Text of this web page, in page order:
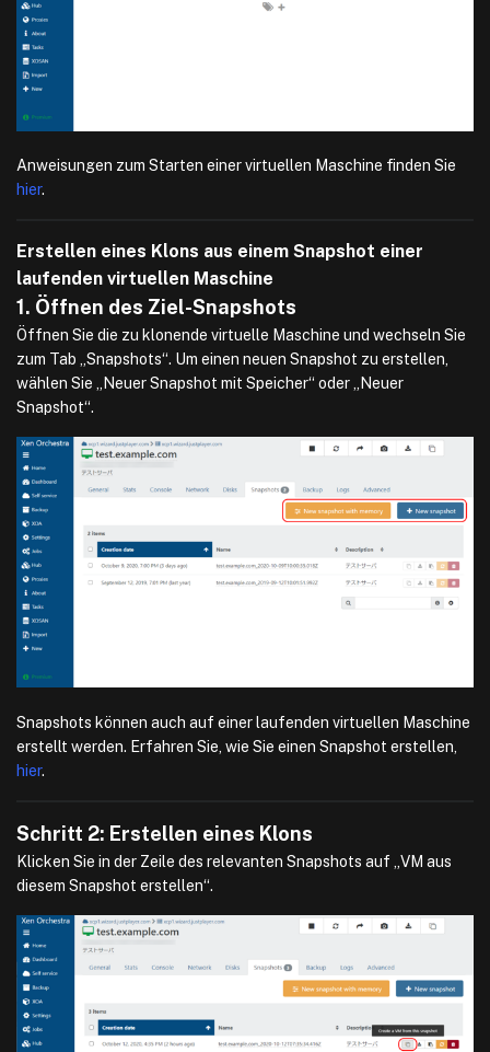
Anweisungen zum Starten einer virtuellen Maschine finden Sie
hier.
Erstellen eines Klons aus einem Snapshot einer
laufenden virtuellen Maschine
1. Öffnen des Ziel-Snapshots
Öffnen Sie die zu klonende virtuelle Maschine und wechseln Sie
zum Tab „Snapshots“. Um einen neuen Snapshot zu erstellen,
wählen Sie „Neuer Snapshot mit Speicher“ oder „Neuer
Snapshot“.
Snapshots können auch auf einer laufenden virtuellen Maschine
erstellt werden. Erfahren Sie, wie Sie einen Snapshot erstellen,
hier.
Schritt 2: Erstellen eines Klons
Klicken Sie in der Zeile des relevanten Snapshots auf „VM aus
diesem Snapshot erstellen“.